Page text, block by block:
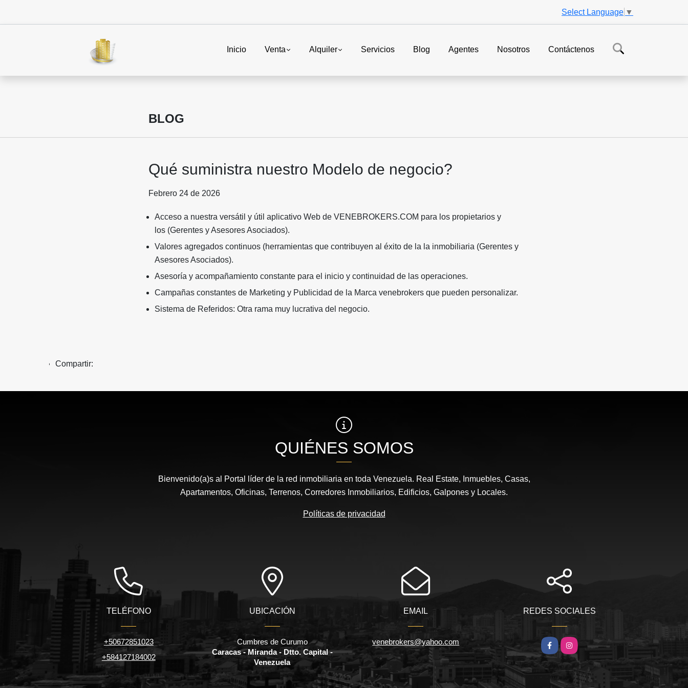
Select Language ▼
Inicio Venta Alquiler Servicios Blog Agentes Nosotros Contáctenos
BLOG
Qué suministra nuestro Modelo de negocio?
Febrero 24 de 2026
Acceso a nuestra versátil y útil aplicativo Web de VENEBROKERS.COM para los propietarios y
los (Gerentes y Asesores Asociados).
Valores agregados continuos (herramientas que contribuyen al éxito de la la inmobiliaria (Gerentes y
Asesores Asociados).
Asesoría y acompañamiento constante para el inicio y continuidad de las operaciones.
Campañas constantes de Marketing y Publicidad de la Marca venebrokers que pueden personalizar.
Sistema de Referidos: Otra rama muy lucrativa del negocio.
Compartir:
QUIÉNES SOMOS
Bienvenido(a)s al Portal líder de la red inmobiliaria en toda Venezuela. Real Estate, Inmuebles, Casas,
Apartamentos, Oficinas, Terrenos, Corredores Inmobiliarios, Edificios, Galpones y Locales.
Políticas de privacidad
TELÉFONO
+50672851023
+584127184002
UBICACIÓN
Cumbres de Curumo
Caracas - Miranda - Dtto. Capital -
Venezuela
EMAIL
venebrokers@yahoo.com
REDES SOCIALES
FacebookInstagram